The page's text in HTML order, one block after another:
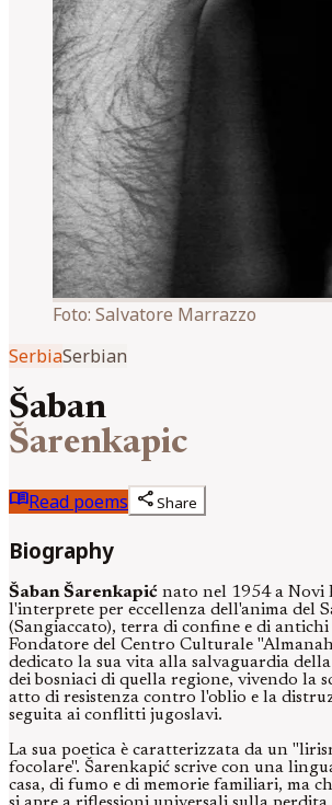
Foto: Salvatore Marrazzo
SerbiaSerbian
Šaban
Šarenkapic
menu_bookRead poems shareShare
Biography
Šaban Šarenkapić nato nel 1954 a Novi
l'interprete per eccellenza dell'anima del
(Sangiaccato), terra di confine e di antichi
Fondatore del Centro Culturale
dedicato la sua vita alla salvaguardia
dei bosniaci di quella regione, vivendo la
atto di resistenza contro l'oblio e la
seguita ai conflitti jugoslavi.
La sua poetica è caratterizzata da un
focolare". Šarenkapić scrive con una
casa, di fumo e di memorie familiari, ma